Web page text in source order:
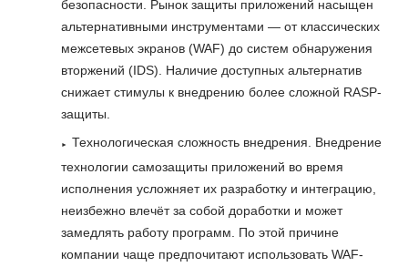
безопасности. Рынок защиты приложений насыщен
альтернативными инструментами — от классических
межсетевых экранов (WAF) до систем обнаружения
вторжений (IDS). Наличие доступных альтернатив
снижает стимулы к внедрению более сложной RASP-
защиты.
Технологическая сложность внедрения. Внедрение
технологии самозащиты приложений во время
исполнения усложняет их разработку и интеграцию,
неизбежно влечёт за собой доработки и может
замедлять работу программ. По этой причине
компании чаще предпочитают использовать WAF-